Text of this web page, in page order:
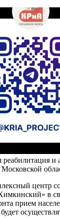
реабилитация и
центр
в
прием